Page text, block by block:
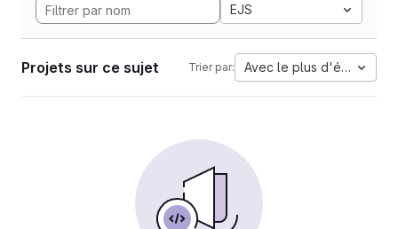
EJS
Projets sur ce sujet Trier par: Avec le plus d'étoiles